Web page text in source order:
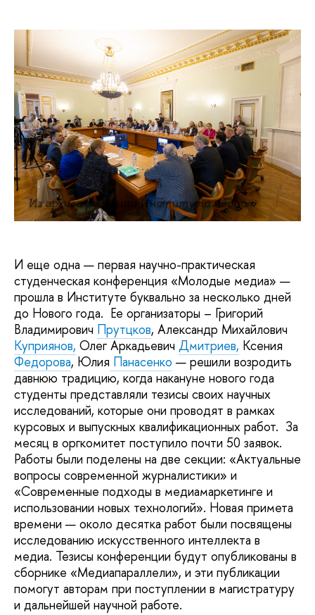
Из архива редакции Института медиа
И еще одна — первая научно-практическая
студенческая конференция «Молодые медиа» —
прошла в Институте буквально за несколько дней
до Нового года. Ее организаторы – Григорий
Владимирович Прутцков, Александр Михайлович
Куприянов, Олег Аркадьевич Дмитриев, Ксения
Федорова, Юлия Панасенко — решили возродить
давнюю традицию, когда накануне нового года
студенты представляли тезисы своих научных
исследований, которые они проводят в рамках
курсовых и выпускных квалификационных работ. За
месяц в оргкомитет поступило почти 50 заявок.
Работы были поделены на две секции: «Актуальные
вопросы современной журналистики» и
«Современные подходы в медиамаркетинге и
использовании новых технологий». Новая примета
времени — около десятка работ были посвящены
исследованию искусственного интеллекта в
медиа. Тезисы конференции будут опубликованы в
сборнике «Медиапараллели», и эти публикации
помогут авторам при поступлении в магистратуру
и дальнейшей научной работе.